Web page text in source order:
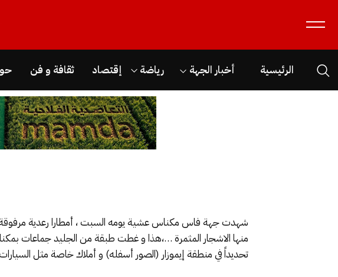
الرئيسية أخبار الجهة رياضة إقتصاد ثقافة و فن
شهدت جهة فاس مكناس عشية يومه السبت ، أمطارا رعدية مرفوقة
منها الاشجار المثمرة …،هذا و غطت طبقة من الجليد جماعات
تحديداً في منطقة إيموزار (الصور أسفله) و أملاك خاصة مثل